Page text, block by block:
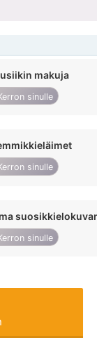
makuja
sinulle
sinulle
sinulle